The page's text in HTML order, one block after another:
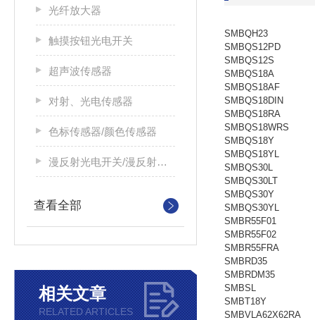
光纤放大器
触摸按钮光电开关
超声波传感器
对射、光电传感器
色标传感器/颜色传感器
漫反射光电开关/漫反射光电传感器
查看全部
相关文章
RELATED ARTICLES
SMBQH23
SMBQS12PD
SMBQS12S
SMBQS18A
SMBQS18AF
SMBQS18DIN
SMBQS18RA
SMBQS18WRS
SMBQS18Y
SMBQS18YL
SMBQS30L
SMBQS30LT
SMBQS30Y
SMBQS30YL
SMBR55F01
SMBR55F02
SMBR55FRA
SMBRD35
SMBRDM35
SMBSL
SMBT18Y
SMBVLA62X62RA